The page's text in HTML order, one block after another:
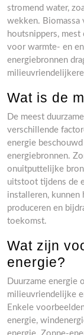
stromend water,
wekken. Biomassa
houtsnippers, mest
voor warmte- en
energiebronnen
Wat is de
De meest
verschillende
energie
energiebronnen.
onuitputtelijke
uitstoot tijdens de
installeren,
produceren en
toekomst.
Wat zijn
energie?
Duurzame energie
milieuvriendelijke
Enkele
energie,